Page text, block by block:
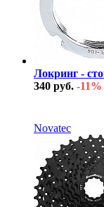
Локринг -
340 руб. -11%
Novatec